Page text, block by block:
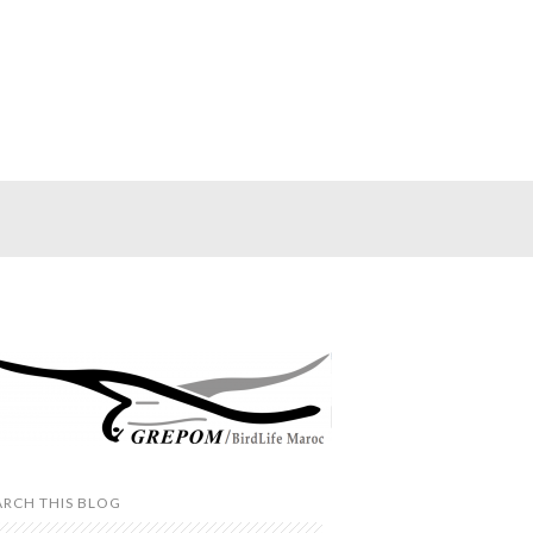
THIS BLOG